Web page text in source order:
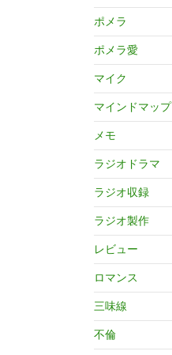
ポメラ
ポメラ愛
マイク
マインドマップ
メモ
ラジオドラマ
ラジオ収録
ラジオ製作
レビュー
ロマンス
三味線
不倫